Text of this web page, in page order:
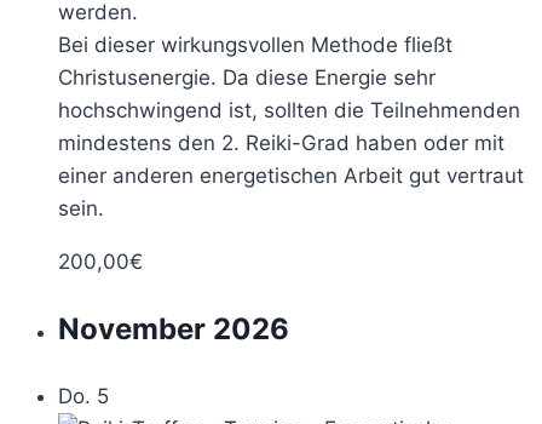
werden.
Bei dieser wirkungsvollen Methode fließt
Christusenergie. Da diese Energie sehr
hochschwingend ist, sollten die Teilnehmenden
mindestens den 2. Reiki-Grad haben oder mit
einer anderen energetischen Arbeit gut vertraut
sein.
200,00€
November 2026
Do. 5